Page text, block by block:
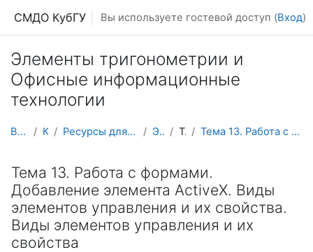
СМДО КубГУ Вы используете гостевой доступ (Вход)
Элементы тригонометрии и
Офисные информационные
технологии
В начало Курсы Ресурсы для школьников и абитуриентов ЭТ и ОИТ Тема 7 Тема 13. Работа с формами. Добавление элемента Act...
Тема 13. Работа с формами.
Добавление элемента ActiveX. Виды
элементов управления и их свойства.
Виды элементов управления и их
свойства